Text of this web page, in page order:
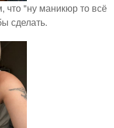
что "ну маникюр то всё
сделать.